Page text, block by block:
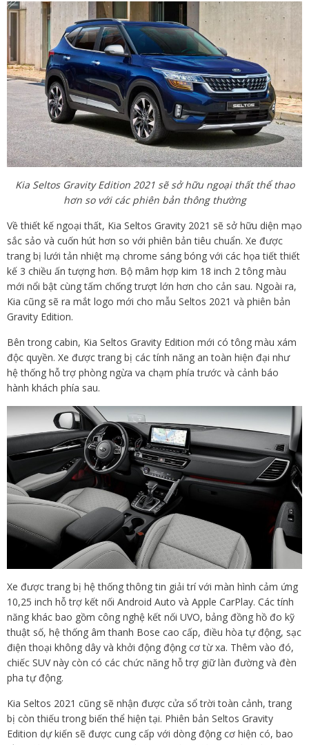
Kia Seltos Gravity Edition 2021 sẽ sở hữu ngoại thất thể thao
hơn so với các phiên bản thông thường
Về thiết kế ngoại thất, Kia Seltos Gravity 2021 sẽ sở hữu diện mạo
sắc sảo và cuốn hút hơn so với phiên bản tiêu chuẩn. Xe được
trang bị lưới tản nhiệt mạ chrome sáng bóng với các họa tiết thiết
kế 3 chiều ấn tượng hơn. Bộ mâm hợp kim 18 inch 2 tông màu
mới nổi bật cùng tấm chống trượt lớn hơn cho cản sau. Ngoài ra,
Kia cũng sẽ ra mắt logo mới cho mẫu Seltos 2021 và phiên bản
Gravity Edition.
Bên trong cabin, Kia Seltos Gravity Edition mới có tông màu xám
độc quyền. Xe được trang bị các tính năng an toàn hiện đại như
hệ thống hỗ trợ phòng ngừa va chạm phía trước và cảnh báo
hành khách phía sau.
Xe được trang bị hệ thống thông tin giải trí với màn hình cảm ứng
10,25 inch hỗ trợ kết nối Android Auto và Apple CarPlay. Các tính
năng khác bao gồm công nghệ kết nối UVO, bảng đồng hồ đo kỹ
thuật số, hệ thống âm thanh Bose cao cấp, điều hòa tự động, sạc
điện thoại không dây và khởi động động cơ từ xa. Thêm vào đó,
chiếc SUV này còn có các chức năng hỗ trợ giữ làn đường và đèn
pha tự động.
Kia Seltos 2021 cũng sẽ nhận được cửa sổ trời toàn cảnh, trang
bị còn thiếu trong biến thể hiện tại. Phiên bản Seltos Gravity
Edition dự kiến ​​sẽ được cung cấp với dòng động cơ hiện có, bao